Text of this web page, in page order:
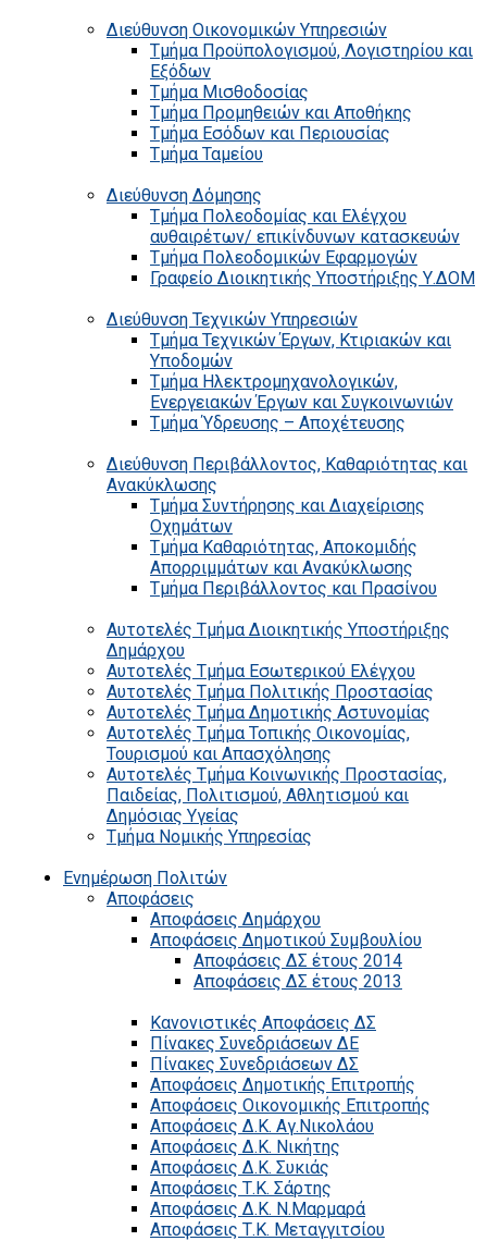
Διεύθυνση Οικονομικών Υπηρεσιών
Τμήμα Προϋπολογισμού, Λογιστηρίου και
Εξόδων
Τμήμα Μισθοδοσίας
Τμήμα Προμηθειών και Αποθήκης
Τμήμα Εσόδων και Περιουσίας
Τμήμα Ταμείου
Διεύθυνση Δόμησης
Τμήμα Πολεοδομίας και Ελέγχου
αυθαιρέτων/ επικίνδυνων κατασκευών
Τμήμα Πολεοδομικών Εφαρμογών
Γραφείο Διοικητικής Υποστήριξης Υ.ΔΟΜ
Διεύθυνση Τεχνικών Υπηρεσιών
Τμήμα Τεχνικών Έργων, Κτιριακών και
Υποδομών
Τμήμα Ηλεκτρομηχανολογικών,
Ενεργειακών Έργων και Συγκοινωνιών
Τμήμα Ύδρευσης – Αποχέτευσης
Διεύθυνση Περιβάλλοντος, Καθαριότητας και
Ανακύκλωσης
Τμήμα Συντήρησης και Διαχείρισης
Οχημάτων
Τμήμα Καθαριότητας, Αποκομιδής
Απορριμμάτων και Ανακύκλωσης
Τμήμα Περιβάλλοντος και Πρασίνου
Αυτοτελές Τμήμα Διοικητικής Υποστήριξης
Δημάρχου
Αυτοτελές Τμήμα Εσωτερικού Ελέγχου
Αυτοτελές Τμήμα Πολιτικής Προστασίας
Αυτοτελές Τμήμα Δημοτικής Αστυνομίας
Αυτοτελές Τμήμα Τοπικής Οικονομίας,
Τουρισμού και Απασχόλησης
Αυτοτελές Τμήμα Κοινωνικής Προστασίας,
Παιδείας, Πολιτισμού, Αθλητισμού και
Δημόσιας Υγείας
Τμήμα Νομικής Υπηρεσίας
Ενημέρωση Πολιτών
Αποφάσεις
Αποφάσεις Δημάρχου
Αποφάσεις Δημοτικού Συμβουλίου
Αποφάσεις ΔΣ έτους 2014
Αποφάσεις ΔΣ έτους 2013
Κανονιστικές Αποφάσεις ΔΣ
Πίνακες Συνεδριάσεων ΔΕ
Πίνακες Συνεδριάσεων ΔΣ
Αποφάσεις Δημοτικής Επιτροπής
Αποφάσεις Οικονομικής Επιτροπής
Αποφάσεις Δ.Κ. Αγ.Νικολάου
Αποφάσεις Δ.Κ. Νικήτης
Αποφάσεις Δ.Κ. Συκιάς
Αποφάσεις Τ.Κ. Σάρτης
Αποφάσεις Δ.Κ. Ν.Μαρμαρά
Αποφάσεις Τ.Κ. Μεταγγιτσίου